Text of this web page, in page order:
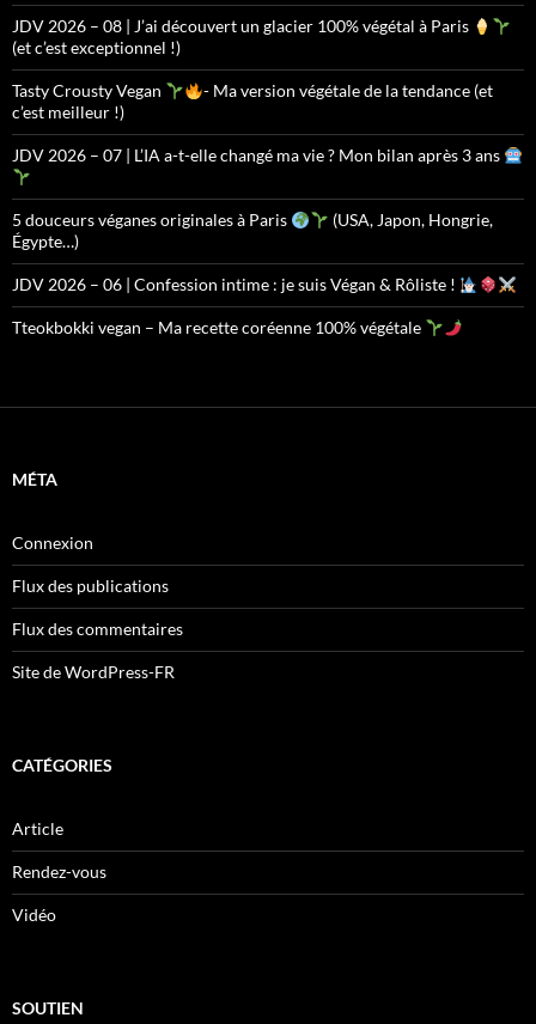
JDV 2026 – 08 | J’ai découvert un glacier 100% végétal à Paris
(et c’est exceptionnel !)
Tasty Crousty Vegan
- Ma version végétale de la tendance (et
c’est meilleur !)
JDV 2026 – 07 | L’IA a-t-elle changé ma vie ? Mon bilan après 3 ans
5 douceurs véganes originales à Paris
(USA, Japon, Hongrie,
Égypte…)
JDV 2026 – 06 | Confession intime : je suis Végan & Rôliste !
Tteokbokki vegan – Ma recette coréenne 100% végétale
MÉTA
Connexion
Flux des publications
Flux des commentaires
Site de WordPress-FR
CATÉGORIES
Article
Rendez-vous
Vidéo
SOUTIEN